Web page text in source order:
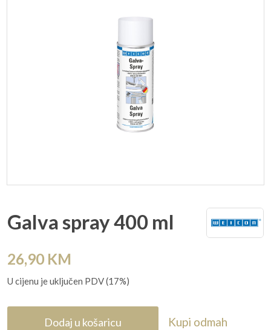
Galva spray 400 ml
26,90 KM
U cijenu je uključen PDV (17%)
Dodaj u košaricu Kupi odmah